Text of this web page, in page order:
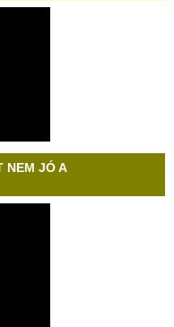
NEM JÓ A